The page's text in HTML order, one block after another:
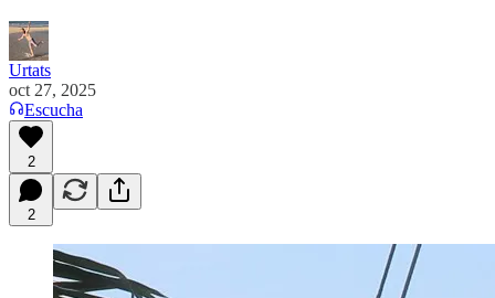
Urtats
oct 27, 2025
Escucha
2
2